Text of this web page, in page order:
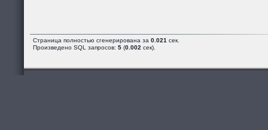
Страница полностью сгенерирована за 0.021 сек.
Произведено SQL запросов: 5 (0.002 сек).